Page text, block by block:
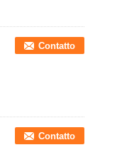
Contatto
Contatto